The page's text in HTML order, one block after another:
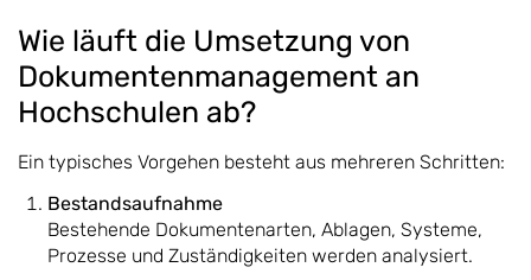
Wie läuft die Umsetzung von
Dokumentenmanagement an
Hochschulen ab?
Ein typisches Vorgehen besteht aus mehreren Schritten:
Bestandsaufnahme
Bestehende Dokumentenarten, Ablagen, Systeme,
Prozesse und Zuständigkeiten werden analysiert.